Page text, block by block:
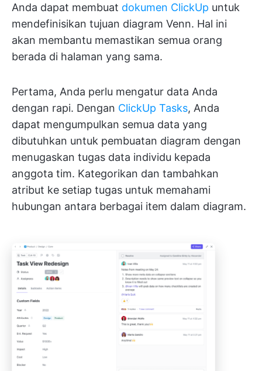
Anda dapat membuat dokumen ClickUp untuk
mendefinisikan tujuan diagram Venn. Hal ini
akan membantu memastikan semua orang
berada di halaman yang sama.
Pertama, Anda perlu mengatur data Anda
dengan rapi. Dengan ClickUp Tasks, Anda
dapat mengumpulkan semua data yang
dibutuhkan untuk pembuatan diagram dengan
menugaskan tugas data individu kepada
anggota tim. Kategorikan dan tambahkan
atribut ke setiap tugas untuk memahami
hubungan antara berbagai item dalam diagram.